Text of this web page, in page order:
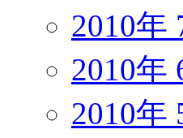
2010年
2010年
2010年